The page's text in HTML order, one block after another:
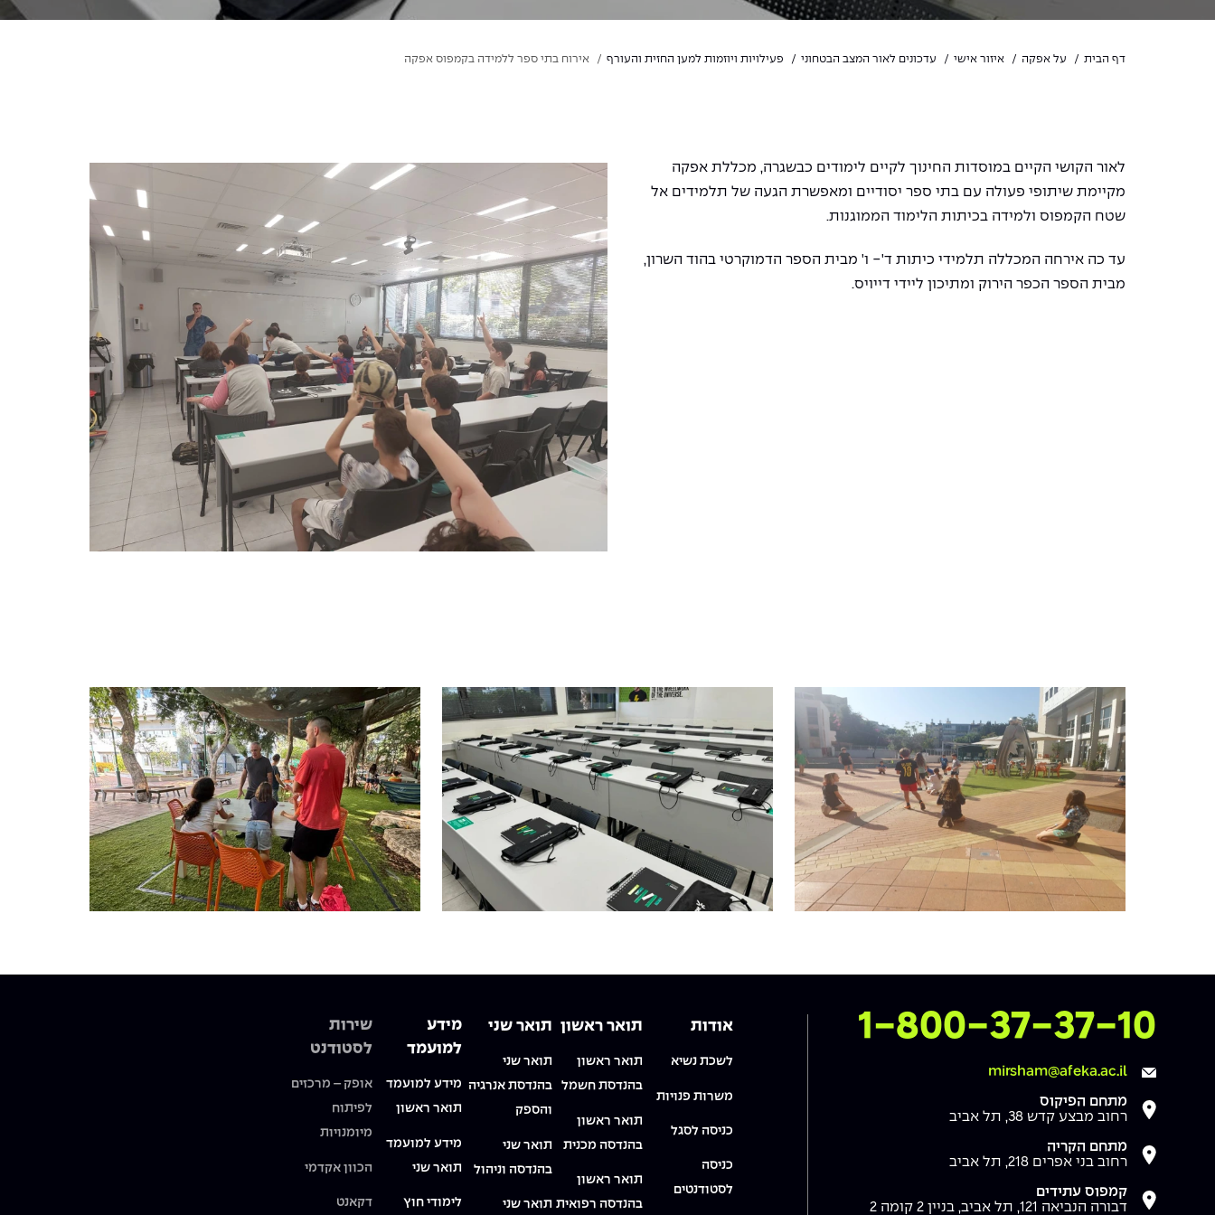
דף הבית על אפקה איזור אישי עדכונים לאור המצב הבטחוני פעילויות ויוזמות למען החזית והעורף אירוח בתי ספר ללמידה בקמפוס אפקה
לאור הקושי הקיים במוסדות החינוך לקיים לימודים כבשגרה, מכללת אפקה
מקיימת שיתופי פעולה עם בתי ספר יסודיים ומאפשרת הגעה של תלמידים אל
שטח הקמפוס ולמידה בכיתות הלימוד הממוגנות.
עד כה אירחה המכללה תלמידי כיתות ד'- ו' מבית הספר הדמוקרטי בהוד השרון,
מבית הספר הכפר הירוק ומתיכון ליידי דייויס.
צרו איתנו קשר
1-800-37-37-10
mirsham@afeka.ac.il
מתחם הפיקוס
רחוב מבצע קדש 38, תל אביב
מתחם הקריה
רחוב בני אפרים 218, תל אביב
קמפוס עתידים
דבורה הנביאה 121, תל אביב, בניין 2 קומה 2
אודות
לשכת נשיא
משרות פנויות
כניסה לסגל
כניסה
לסטודנטים
תואר ראשון
תואר ראשון
בהנדסת חשמל
תואר ראשון
בהנדסה מכנית
תואר ראשון
בהנדסה רפואית
תואר שני
תואר שני
בהנדסת אנרגיה
והספק
תואר שני
בהנדסה וניהול
תואר שני
מידע
למועמד
מידע למועמד
תואר ראשון
מידע למועמד
תואר שני
לימודי חוץ
שירות
לסטודנט
אופק – מרכזים
לפיתוח
מיומנויות
הכוון אקדמי
דקאנט